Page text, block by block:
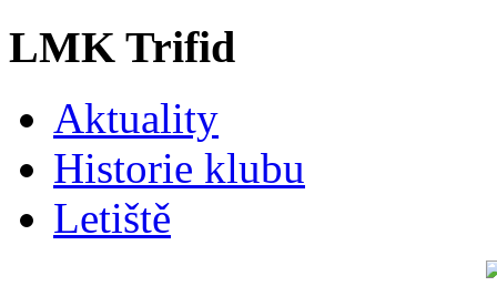
LMK Trifid
Aktuality
Historie klubu
Letiště